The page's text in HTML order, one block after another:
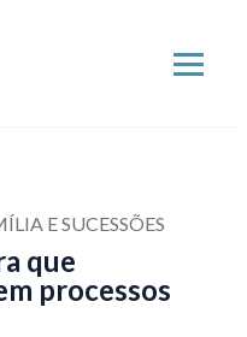
E SUCESSÕES
que
processos